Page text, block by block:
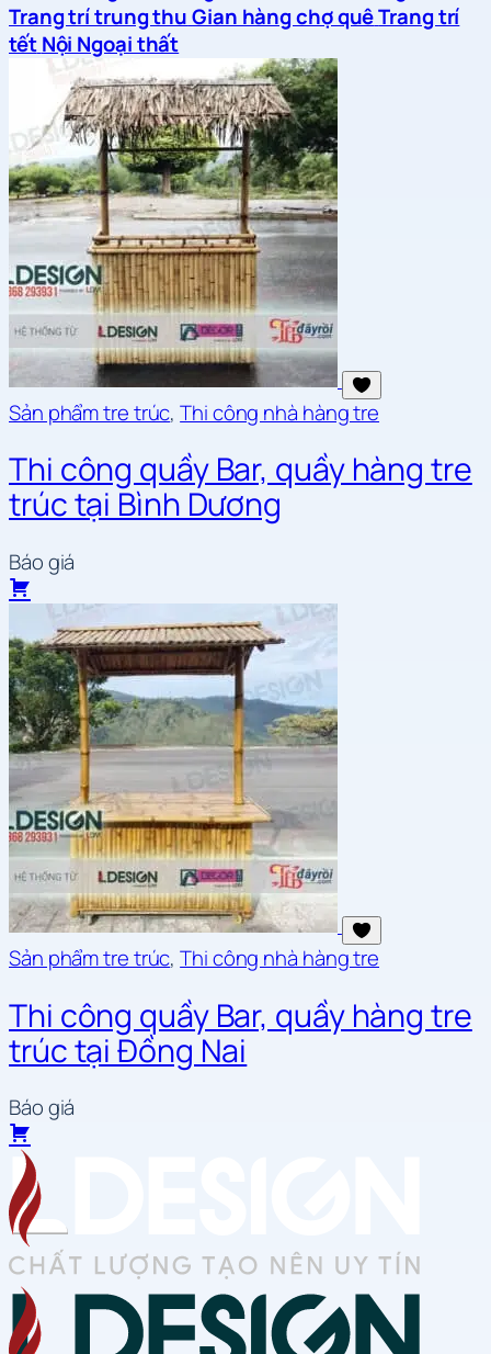
Trang trí trung thuGian hàng chợ quêTrang trí
tết Nội Ngoại thất
Sản phẩm tre trúc,Thi công nhà hàng tre
Thi công quầy Bar, quầy hàng tre
trúc tại Bình Dương
Báo giá
Sản phẩm tre trúc,Thi công nhà hàng tre
Thi công quầy Bar, quầy hàng tre
trúc tại Đồng Nai
Báo giá